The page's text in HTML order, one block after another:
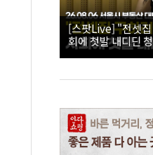
[스팟Live] "전셋
회에 첫발 내디딘
시 부동산 대토론회